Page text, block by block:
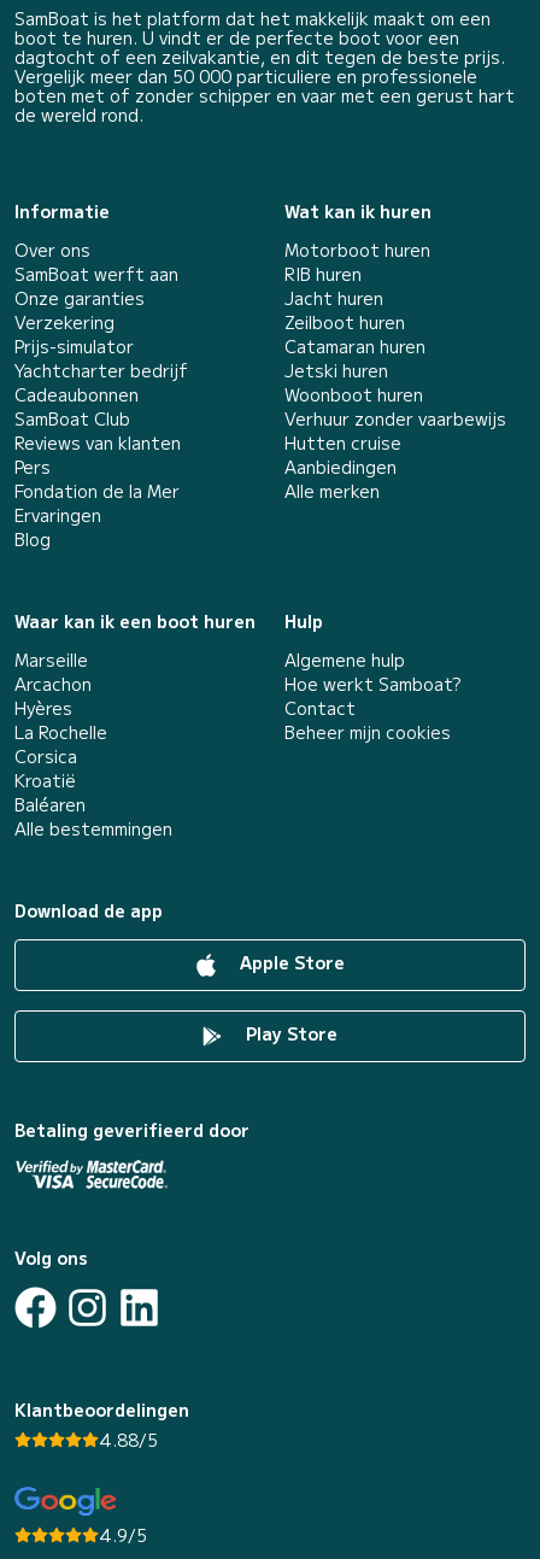
SamBoat is het platform dat het makkelijk maakt om een
boot te huren. U vindt er de perfecte boot voor een
dagtocht of een zeilvakantie, en dit tegen de beste prijs.
Vergelijk meer dan 50 000 particuliere en professionele
boten met of zonder schipper en vaar met een gerust hart
de wereld rond.
Informatie
Over ons
SamBoat werft aan
Onze garanties
Verzekering
Prijs-simulator
Yachtcharter bedrijf
Cadeaubonnen
SamBoat Club
Reviews van klanten
Pers
Fondation de la Mer
Ervaringen
Blog
Wat kan ik huren
Motorboot huren
RIB huren
Jacht huren
Zeilboot huren
Catamaran huren
Jetski huren
Woonboot huren
Verhuur zonder vaarbewijs
Hutten cruise
Aanbiedingen
Alle merken
Waar kan ik een boot huren
Marseille
Arcachon
Hyères
La Rochelle
Corsica
Kroatië
Baléaren
Alle bestemmingen
Hulp
Algemene hulp
Hoe werkt Samboat?
Contact
Beheer mijn cookies
Download de app
Apple Store
Play Store
Betaling geverifieerd door
Volg ons
Klantbeoordelingen
4.88/5
4.9/5